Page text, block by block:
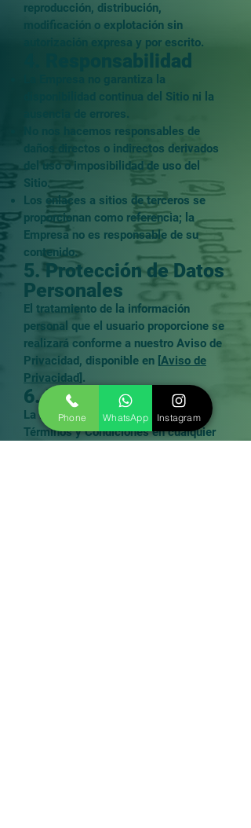
reproducción, distribución,
modificación o explotación sin
autorización expresa y por escrito.
4. Responsabilidad
La Empresa no garantiza la
disponibilidad continua del Sitio ni la
ausencia de errores.
No nos hacemos responsables de
daños directos o indirectos derivados
del uso o imposibilidad de uso del
Sitio.
Los enlaces a sitios de terceros se
proporcionan como referencia; la
Empresa no es responsable de su
contenido.
5. Protección de Datos
Personales
El tratamiento de la información
personal que el usuario proporcione se
realizará conforme a nuestro Aviso de
Privacidad, disponible en [Aviso de
Privacidad].
6. Modificaciones
La Empresa podrá modificar estos
Términos y Condiciones en cualquier
Phone WhatsApp Instagram